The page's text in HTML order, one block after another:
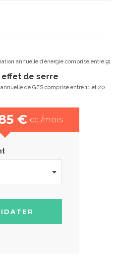
annuelle d’énergie comprise entre 91
effet de serre
de GES comprise entre 11 et 20
€ cc /mois